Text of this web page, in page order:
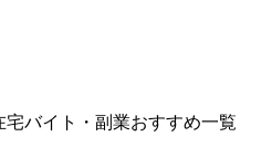
宅バイト・副業おすすめ一覧